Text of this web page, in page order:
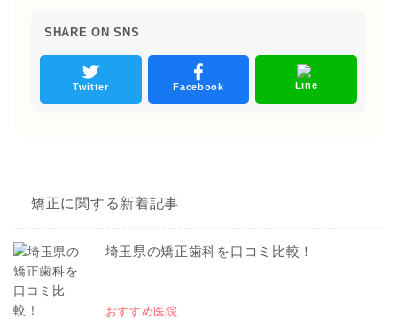
SHARE ON SNS
Twitter Facebook Line
矯正に関する新着記事
埼玉県の矯正歯科を口コミ比較！
おすすめ医院